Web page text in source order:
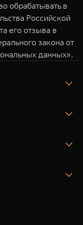
обрабатывать в
Российской
его отзыва в
закона от
данных».